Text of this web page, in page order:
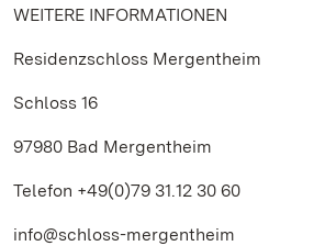
WEITERE INFORMATIONEN
Residenzschloss Mergentheim
Schloss 16
97980 Bad Mergentheim
Telefon +49(0)79 31.12 30 60
info@schloss-mergentheim